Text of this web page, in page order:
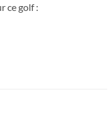
ce golf :